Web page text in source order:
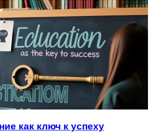
как ключ к успеху